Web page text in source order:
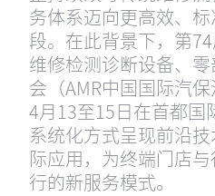
务体系迈向更高效、
段。在此背景下，第
维修检测诊断设备、
会（AMR中国国际汽
4月13至15日在首都国
系统化方式呈现前沿
际应用，为终端门店
行的新服务模式。